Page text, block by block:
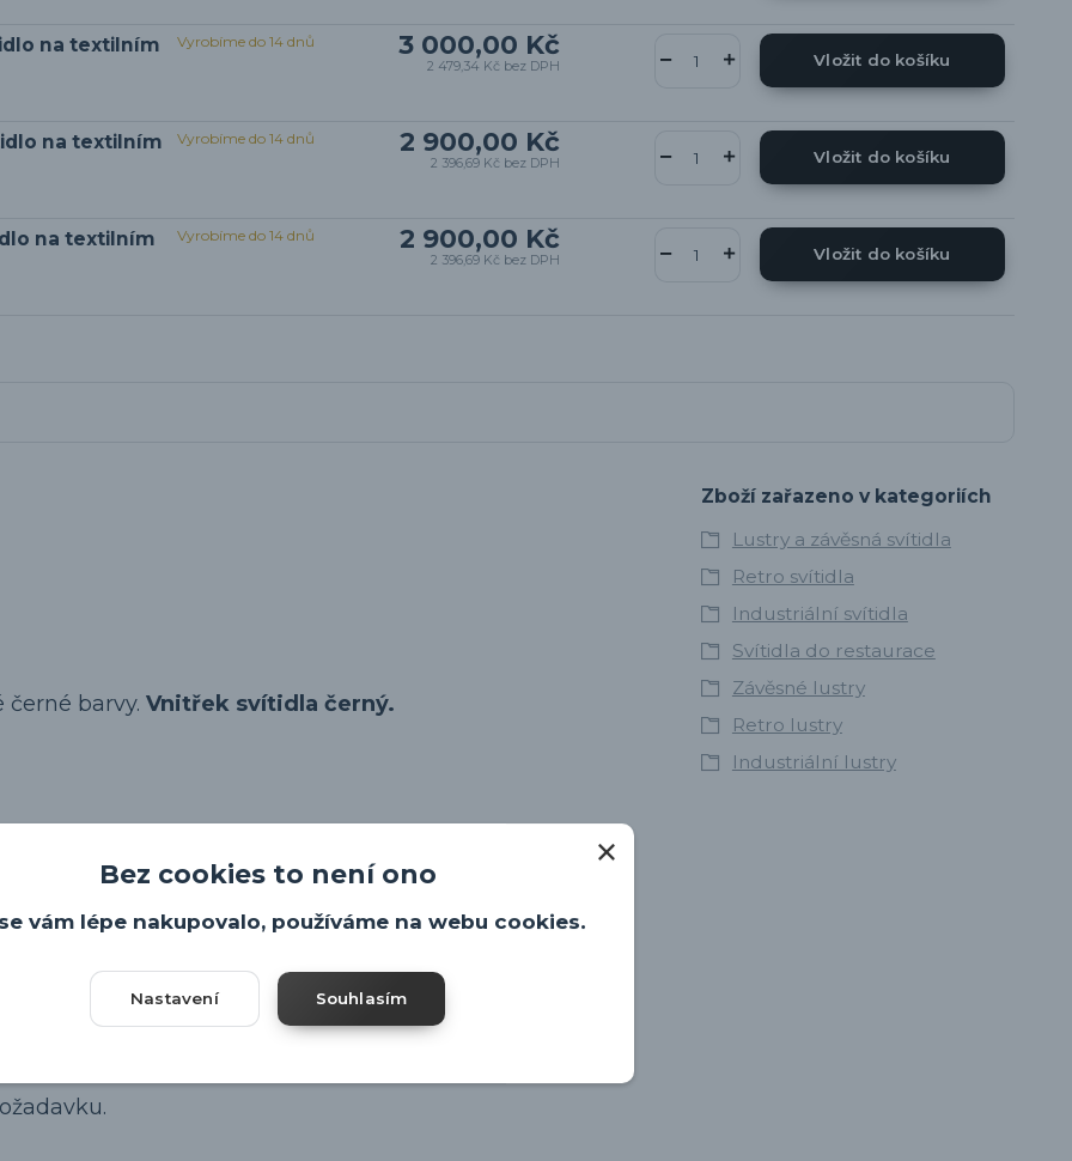
na textilním
3 000,00 Kč
2 479,34 Kč bez DPH
Vyrobíme do 14 dnů
Vložit do košíku
na textilním
2 900,00 Kč
2 396,69 Kč bez DPH
Vyrobíme do 14 dnů
Vložit do košíku
na textilním
2 900,00 Kč
2 396,69 Kč bez DPH
Vyrobíme do 14 dnů
Vložit do košíku
barvy. Vnitřek svítidla černý.
CITIZEN o příkonu 29W, svítivosti 3500lm.
v teplotě chromatičnosti i 4000K, 5000K.
Zboží zařazeno v kategoriích
Lustry a závěsná svítidla
Retro svítidla
Industriální svítidla
Svítidla do restaurace
Závěsné lustry
Retro lustry
Industriální lustry
Bez cookies to není ono
vám lépe nakupovalo, používáme na webu cookies.
Nastavení Souhlasím